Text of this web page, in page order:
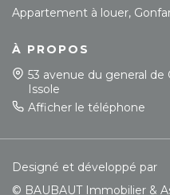
Appartement à louer,
À PROPOS
53 avenue du general de
Issole
Afficher le téléphone
Designé et développé par
© BAUBAUT Immobilier &